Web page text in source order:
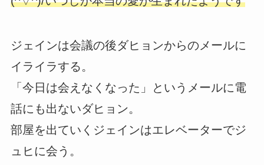
ジェインは会議の後ダヒョンからのメールに
イライラする。
「今日は会えなくなった」というメールに電
話にも出ないダヒョン。
部屋を出ていくジェインはエレベーターでジ
ュヒに会う。